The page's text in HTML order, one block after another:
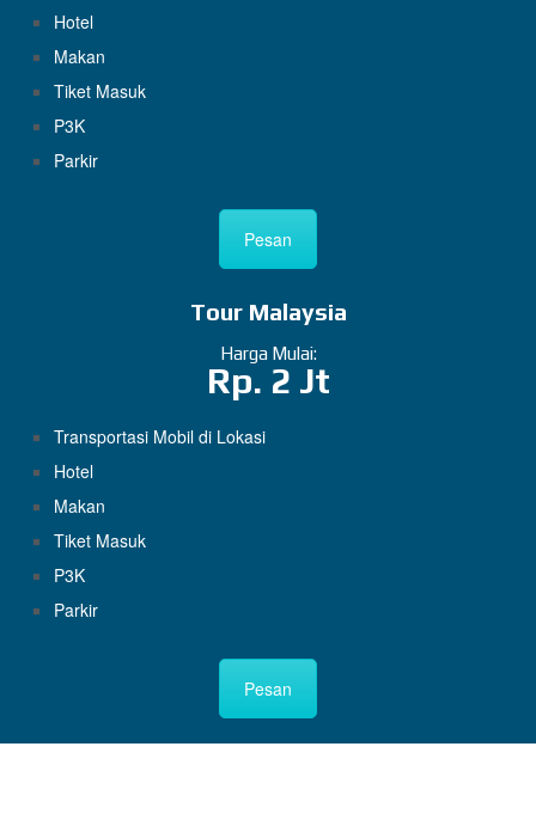
Hotel
Makan
Tiket Masuk
P3K
Parkir
Pesan
Tour Malaysia
Harga Mulai:
Rp. 2 Jt
Transportasi Mobil di Lokasi
Hotel
Makan
Tiket Masuk
P3K
Parkir
Pesan